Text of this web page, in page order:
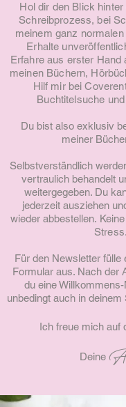
Hol dir den Blick
Schreibprozess, bei
meinem ganz
Erhalte
Erfahre aus erster Hand
meinen Büchern,
Hilf mir bei
Buchtitelsuche
Du bist also exklusiv
meiner
Selbstverständlich
vertraulich behandelt
weitergegeben. Du
jederzeit ausziehen
wieder abbestellen.
Stress.
Für den Newsletter fülle
Formular aus. Nach der
du eine
unbedingt auch in
Ich freue mich auf
Deine